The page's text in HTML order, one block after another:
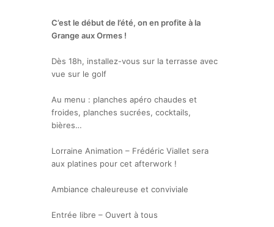
C’est le début de l’été, on en profite à la
Grange aux Ormes !
Dès 18h, installez-vous sur la terrasse avec
vue sur le golf
Au menu : planches apéro chaudes et
froides, planches sucrées, cocktails,
bières…
Lorraine Animation – Frédéric Viallet sera
aux platines pour cet afterwork !
Ambiance chaleureuse et conviviale
Entrée libre – Ouvert à tous